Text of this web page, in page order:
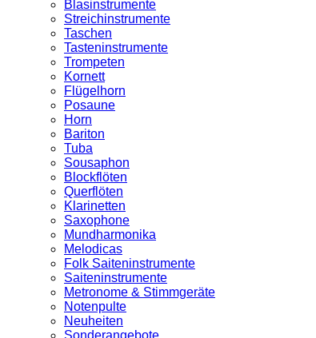
Blasinstrumente
Streichinstrumente
Taschen
Tasteninstrumente
Trompeten
Kornett
Flügelhorn
Posaune
Horn
Bariton
Tuba
Sousaphon
Blockflöten
Querflöten
Klarinetten
Saxophone
Mundharmonika
Melodicas
Folk Saiteninstrumente
Saiteninstrumente
Metronome & Stimmgeräte
Notenpulte
Neuheiten